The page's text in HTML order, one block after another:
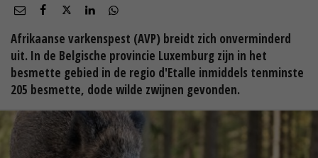
Afrikaanse varkenspest (AVP) breidt zich onverminderd
uit. In de Belgische provincie Luxemburg zijn in het
besmette gebied in de regio d'Etalle inmiddels tenminste
205 besmette, dode wilde zwijnen gevonden.